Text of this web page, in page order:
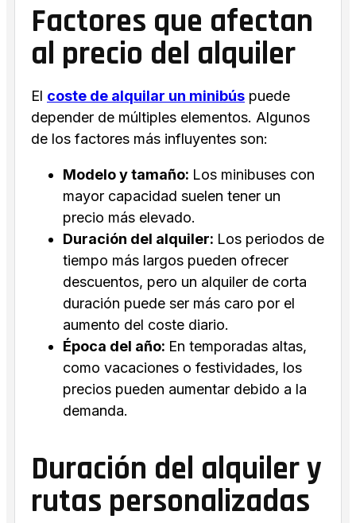
Factores que afectan
al precio del alquiler
El coste de alquilar un minibús puede
depender de múltiples elementos. Algunos
de los factores más influyentes son:
Modelo y tamaño: Los minibuses con
mayor capacidad suelen tener un
precio más elevado.
Duración del alquiler: Los periodos de
tiempo más largos pueden ofrecer
descuentos, pero un alquiler de corta
duración puede ser más caro por el
aumento del coste diario.
Época del año: En temporadas altas,
como vacaciones o festividades, los
precios pueden aumentar debido a la
demanda.
Duración del alquiler y
rutas personalizadas